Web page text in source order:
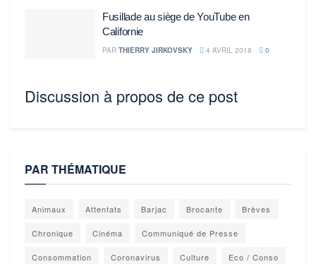
Fusillade au siège de YouTube en
Californie
PAR THIERRY JIRKOVSKY 4 AVRIL 2018 0
Discussion à propos de ce post
PAR THÉMATIQUE
Animaux Attentats Barjac Brocante Brèves
Chronique Cinéma Communiqué de Presse
Consommation Coronavirus Culture Eco / Conso